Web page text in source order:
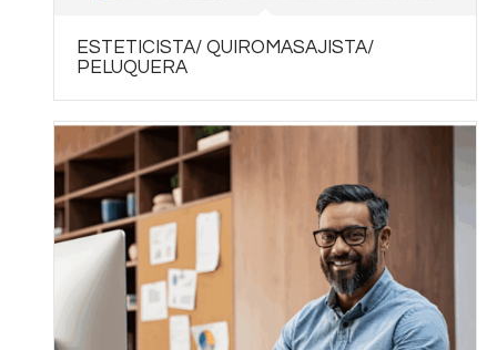
ESTETICISTA/ QUIROMASAJISTA/
PELUQUERA